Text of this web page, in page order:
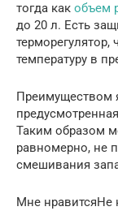
тогда как объем
до 20 л. Есть
температуру в
Преимуществом
Таким образом
равномерно, не
смешивания
Мне нравитсяНе